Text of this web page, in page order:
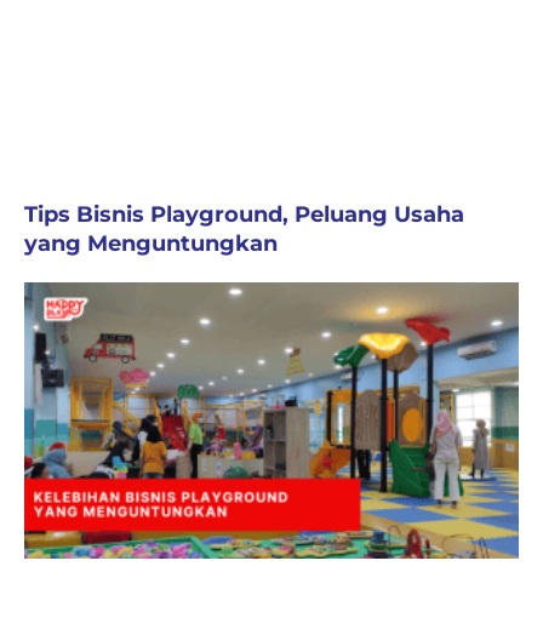
Tips Bisnis Playground, Peluang Usaha
yang Menguntungkan